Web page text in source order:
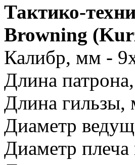
Тактико-
Browning
Калибр, мм -
Длина
Длина гильзы,
Диаметр
Диаметр